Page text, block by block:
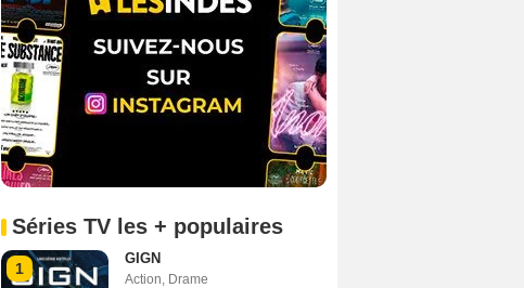
Séries TV les + populaires
1
GIGN
Action, Drame